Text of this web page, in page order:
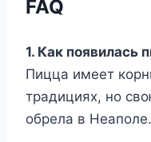
FAQ
1. Как появилась
Пицца имеет
традициях, но
обрела в Неаполе.